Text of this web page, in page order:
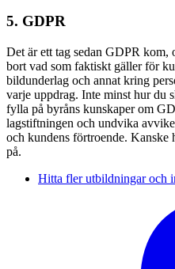
5. GDPR
Det är ett tag sedan GDPR kom,
bort vad som faktiskt gäller för
bildunderlag och annat kring
varje uppdrag. Inte minst hur du
fylla på byråns kunskaper om
lagstiftningen och undvika
och kundens förtroende. Kanske
på.
Hitta fler utbildningar och